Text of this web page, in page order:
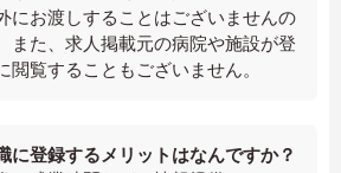
にお渡しすることはございませんの
また、求人掲載元の病院や施設が登
閲覧することもございません。
に登録するメリットはなんですか？